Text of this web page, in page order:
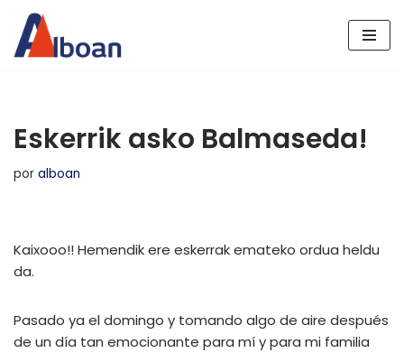
Saltar
Eskerrik asko Balmaseda!
por alboan
Kaixooo!! Hemendik ere eskerrak emateko ordua heldu
da.
Pasado ya el domingo y tomando algo de aire después
de un día tan emocionante para mí y para mi familia